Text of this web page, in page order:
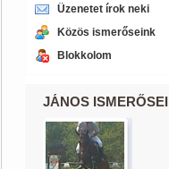
Üzenetet írok neki
Közös ismerőseink
Blokkolom
JÁNOS ISMERŐSEI